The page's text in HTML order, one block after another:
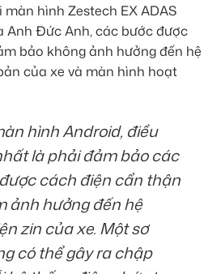
hình Zestech EX ADAS
Anh Đức Anh, các bước được
bảo không ảnh hưởng đến hệ
của xe và màn hình hoạt
hình Android, điều
là phải đảm bảo các
cách điện cẩn thận
ảnh hưởng đến hệ
zin của xe. Một sơ
có thể gây ra chập